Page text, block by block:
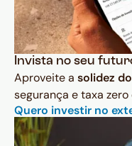
Invista no seu
Aproveite a solidez
segurança e taxa
Quero investir no